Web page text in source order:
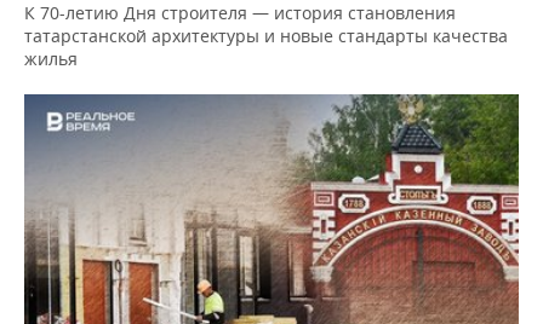
К 70-летию Дня строителя — история становления
татарстанской архитектуры и новые стандарты качества
жилья